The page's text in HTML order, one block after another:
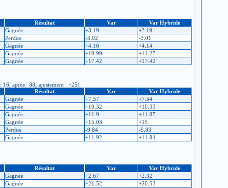
Résultat Var
Var Hybride
Gagnée +3.19
+3.19
Perdue -3.02
-3.01
Gagnée +4.16
+4.14
Gagnée +10.99
+11.27
Gagnée +17.42 +17.42
après : 88, ajustement : +25)
Résultat Var
Var Hybride
Gagnée +7.57
+7.54
Gagnée +10.32
+10.33
Gagnée +11.9
+11.87
Gagnée +15.03
+15
Perdue -9.84
-9.83
Gagnée +11.92 +11.84
Résultat Var
Var Hybride
Gagnée +2.67
+2.32
Gagnée +21.52
+20.53